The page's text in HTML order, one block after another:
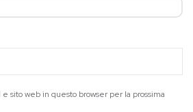
sito web in questo browser per la prossima